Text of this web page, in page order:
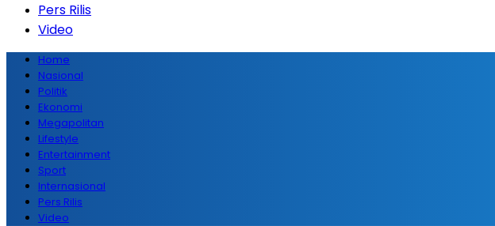
Pers Rilis
Video
Home
Nasional
Politik
Ekonomi
Megapolitan
Lifestyle
Entertainment
Sport
Internasional
Pers Rilis
Video